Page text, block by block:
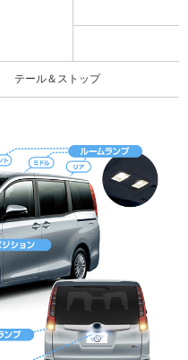
テール＆ストップ